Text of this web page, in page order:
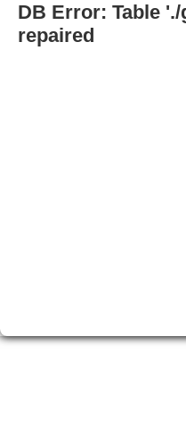
DB Error: Table
repaired